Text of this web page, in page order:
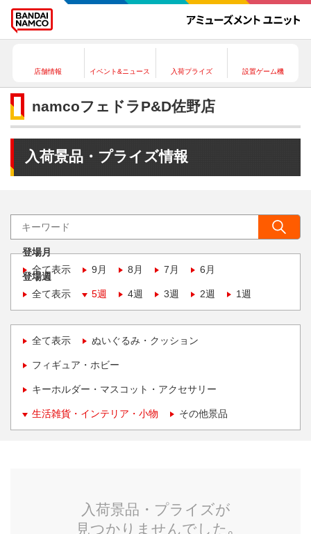
店舗情報 イベント&ニュース 入荷プライズ 設置ゲーム機
namcoフェドラP&D佐野店
入荷景品・プライズ情報
登場月
全て表示
9月 8月 7月 6月
登場週
全て表示
5週 4週 3週 2週 1週
全て表示 ぬいぐるみ・クッション
フィギュア・ホビー
キーホルダー・マスコット・アクセサリー
生活雑貨・インテリア・小物 その他景品